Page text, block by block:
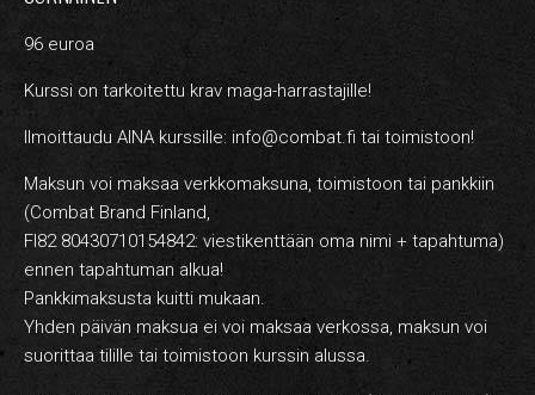
YRITYSKURSSIT – YKSITYISTUNNIT
VERKKOKAUPPA
96 euroa
Kurssi on tarkoitettu krav maga-harrastajille!
Ilmoittaudu AINA kurssille: info@combat.fi tai toimistoon!
Maksun voi maksaa verkkomaksuna, toimistoon tai pankkiin
(Combat Brand Finland,
FI82 80430710154842: viestikenttään oma nimi + tapahtuma)
ennen tapahtuman alkua!
Pankkimaksusta kuitti mukaan.
Yhden päivän maksua ei voi maksaa verkossa, maksun voi
suorittaa tilille tai toimistoon kurssin alussa.